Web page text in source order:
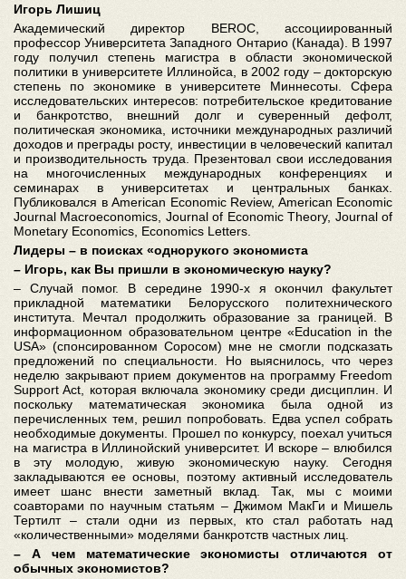
Игорь Лишиц
Академический директор BEROC, ассоциированный
профессор Университета Западного Онтарио (Канада). В 1997
году получил степень магистра в области экономической
политики в университете Иллинойса, в 2002 году – докторскую
степень по экономике в университете Миннесоты. Сфера
исследовательских интересов: потребительское кредитование
и банкротство, внешний долг и суверенный дефолт,
политическая экономика, источники международных различий
доходов и преграды росту, инвестиции в человеческий капитал
и производительность труда. Презентовал свои исследования
на многочисленных международных конференциях и
семинарах в университетах и центральных банках.
Публиковался в American Economic Review, American Economic
Journal Macroeconomics, Journal of Economic Theory, Journal of
Monetary Economics, Economics Letters.
Лидеры – в поисках «однорукого экономиста
– Игорь, как Вы пришли в экономическую науку?
– Случай помог. В середине 1990-х я окончил факультет
прикладной математики Белорусского политехнического
института. Мечтал продолжить образование за границей. В
информационном образовательном центре «Education in the
USA» (спонсированном Соросом) мне не смогли подсказать
предложений по специальности. Но выяснилось, что через
неделю закрывают прием документов на программу Freedom
Support Act, которая включала экономику среди дисциплин. И
поскольку математическая экономика была одной из
перечисленных тем, решил попробовать. Едва успел собрать
необходимые документы. Прошел по конкурсу, поехал учиться
на магистра в Иллинойский университет. И вскоре – влюбился
в эту молодую, живую экономическую науку. Сегодня
закладываются ее основы, поэтому активный исследователь
имеет шанс внести заметный вклад. Так, мы с моими
соавторами по научным статьям – Джимом МакГи и Мишель
Тертилт – стали одни из первых, кто стал работать над
«количественными» моделями банкротств частных лиц.
– А чем математические экономисты отличаются от
обычных экономистов?